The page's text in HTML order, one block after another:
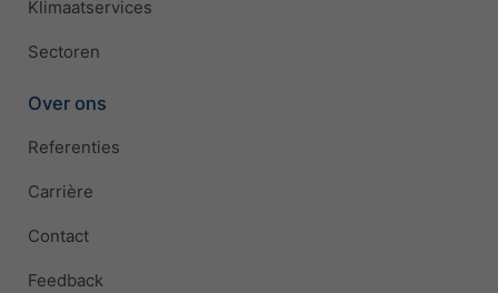
Klimaatservices
Sectoren
Over ons
Referenties
Carrière
Contact
Feedback